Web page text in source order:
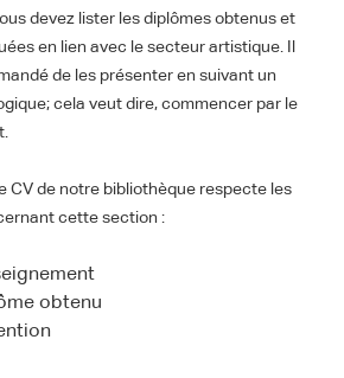
devez lister les diplômes obtenus et
en lien avec le secteur artistique. Il
de les présenter en suivant un
cela veut dire, commencer par le
CV de notre bibliothèque respecte les
cette section :
obtenu